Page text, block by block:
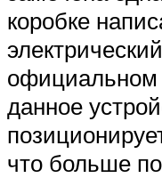
коробке
официальном
данное
что больше